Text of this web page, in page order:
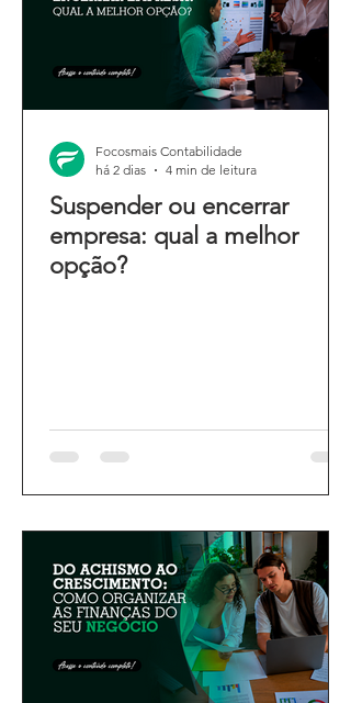
Suspender ou encerrar
empresa: qual a melhor
opção?
Focosmais Contabilidade
há 2 dias
4 min de leitura